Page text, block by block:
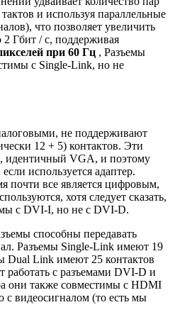
и используя параллельные
что позволяет увеличить
Гбит / с, поддерживая
при 60 Гц , Разъемы
с Single-Link, но не
не поддерживают
12 + 5) контактов. Эти
идентичный VGA, и поэтому
используется адаптер.
почти все является цифровым,
хотя следует сказать,
с DVI-I, но не с DVI-D.
способны передавать
Разъемы Single-Link имеют 19
Dual Link имеют 25 контактов
работать с разъемами DVI-D и
они также совместимы с HDMI
с видеосигналом (то есть мы